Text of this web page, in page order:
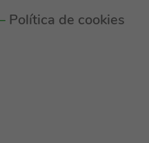
Política de cookies